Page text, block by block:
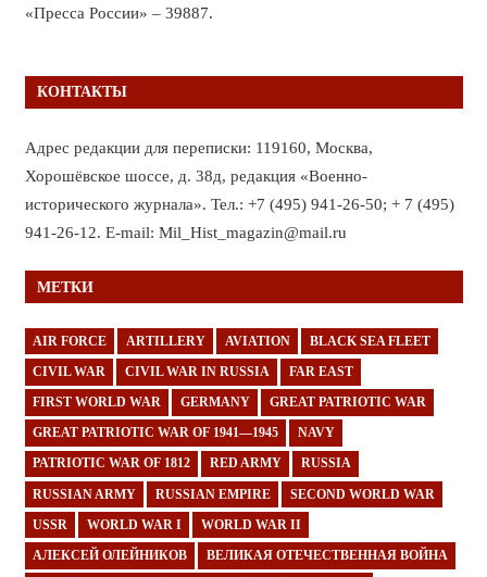
«Пресса России» – 39887.
КОНТАКТЫ
Адрес редакции для переписки: 119160, Москва,
Хорошёвское шоссе, д. 38д, редакция «Военно-
исторического журнала». Тел.: +7 (495) 941-26-50; + 7 (495)
941-26-12. E-mail: Mil_Hist_magazin@mail.ru
МЕТКИ
AIR FORCE ARTILLERY AVIATION BLACK SEA FLEET
CIVIL WAR CIVIL WAR IN RUSSIA FAR EAST
FIRST WORLD WAR GERMANY GREAT PATRIOTIC WAR
GREAT PATRIOTIC WAR OF 1941—1945 NAVY
PATRIOTIC WAR OF 1812 RED ARMY RUSSIA
RUSSIAN ARMY RUSSIAN EMPIRE SECOND WORLD WAR
USSR WORLD WAR I WORLD WAR II
АЛЕКСЕЙ ОЛЕЙНИКОВ ВЕЛИКАЯ ОТЕЧЕСТВЕННАЯ ВОЙНА